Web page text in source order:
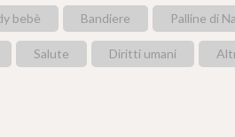
e mille nuove vite e
Leggi tutto
bebè Bandiere Palline di
Salute Diritti umani